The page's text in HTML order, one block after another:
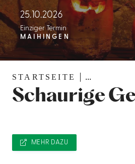
STARTSEITE ...
Schaurige
25.10.2026
Einziger Termin
MAIHINGEN
MEHR DAZU